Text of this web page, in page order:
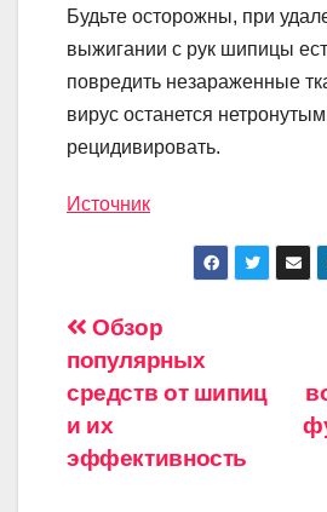
Будьте осторожны, при
выжигании с рук шипицы
повредить незараженные
вирус останется
рецидивировать.
Источник
Навигация
по
записям
Обзор
популярных
средств от шипиц
и их
эффективность